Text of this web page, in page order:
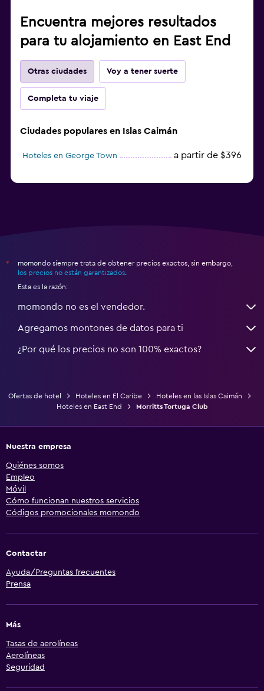
Encuentra mejores resultados
para tu alojamiento en East End
Otras ciudades Voy a tener suerte
Completa tu viaje
Ciudades populares en Islas Caimán
Hoteles en George Town a partir de $396
*
momondo siempre trata de obtener precios exactos, sin embargo,
los precios no están garantizados
Esta es la razón:
momondo no es el vendedor.
Agregamos montones de datos para ti
¿Por qué los precios no son 100% exactos?
Ofertas de hotel Hoteles en El Caribe
Hoteles en las Islas Caimán
Hoteles en East End
Morritts Tortuga Club
Nuestra empresa
Quiénes somos
Empleo
Móvil
Cómo funcionan nuestros servicios
Códigos promocionales momondo
Contactar
Ayuda/Preguntas frecuentes
Prensa
Más
Tasas de aerolíneas
Aerolíneas
Seguridad